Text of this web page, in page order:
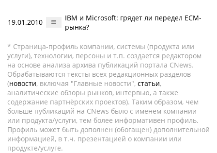
19.01.2010
IBM и Microsoft: грядет ли передел ECM-
рынка?
* Страница-профиль компании, системы (продукта или
услуги), технологии, персоны и т.п. создается редактором
на основе анализа архива публикаций портала CNews.
Обрабатываются тексты всех редакционных разделов
(новости, включая "Главные новости", статьи,
аналитические обзоры рынков, интервью, а также
содержание партнёрских проектов). Таким образом, чем
больше публикаций на CNews было с именем компании
или продукта/услуги, тем более информативен профиль.
Профиль может быть дополнен (обогащен) дополнительной
информацией, в т.ч. презентацией о компании или
продукте/услуге.